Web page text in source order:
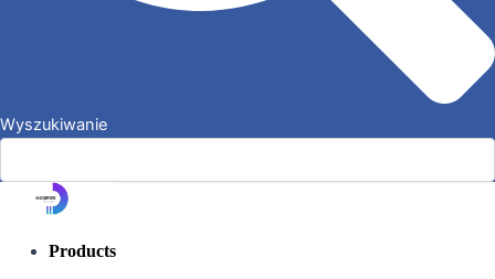
Wyszukiwanie
Products